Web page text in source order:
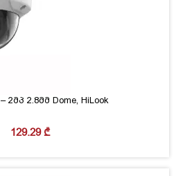
2მპ 2.8მმ Dome, HiLook
129.29₾